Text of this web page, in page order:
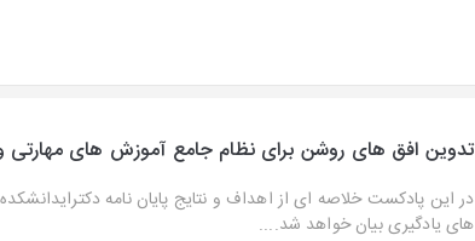
تدوین افق های روشن برای نظام جامع آموزش های مهارتی
در این پادکست خلاصه ای از اهداف و نتایج پایان نامه
های یادگیری بیان خواهد شد....